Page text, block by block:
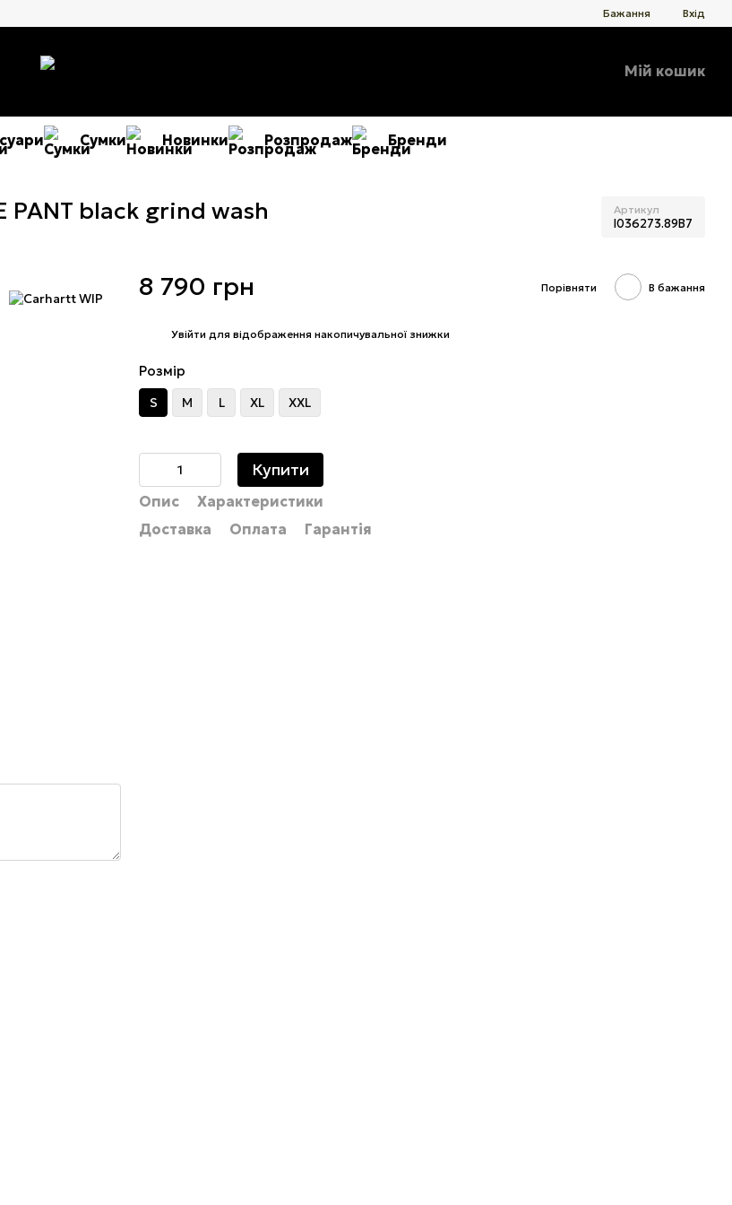
Бажання Вхід
Мій кошик
Сумки Новинки Розпродаж Бренди
PANT black grind wash Артикул
I036273.89B7
8 790 грн Порівняти В бажання
Увійти для відображення накопичувальної знижки
Розмір
S M L XL XXL
Купити
Опис
Характеристики
Доставка
Оплата Гарантія